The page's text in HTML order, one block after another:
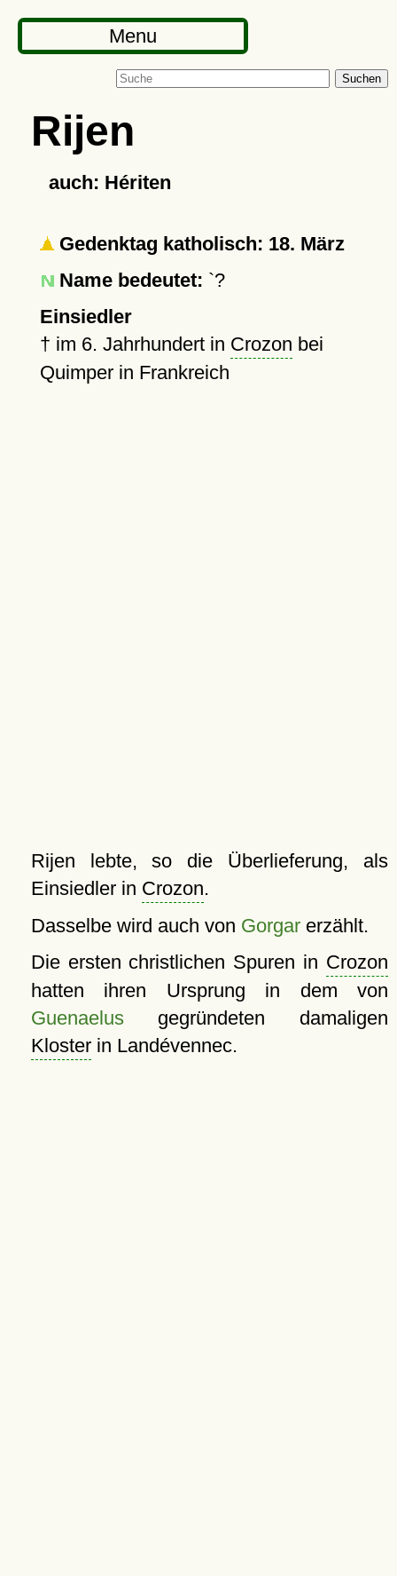
Menu
Suchen
Rijen
auch: Hériten
Gedenktag katholisch: 18. März
Name bedeutet: `?
Einsiedler
† im 6. Jahrhundert in Crozon bei
Quimper in Frankreich
Rijen lebte, so die Überlieferung, als
Einsiedler in Crozon.
Dasselbe wird auch von Gorgarerzählt.
Die ersten christlichen Spuren in Crozon
hatten ihren Ursprung in dem von
Guenaelusgegründeten damaligen
Klosterin Landévennec.